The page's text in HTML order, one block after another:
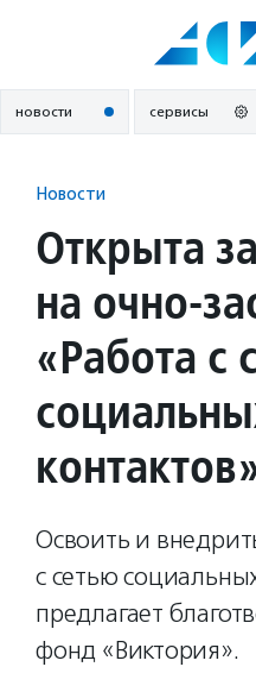
новости сервисы
Новости
Открыта
на очно-
«Работа с
Освоить и
с сетью
предлагает
фонд «Виктория».